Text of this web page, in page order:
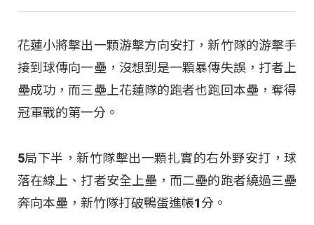
花蓮小將擊出一顆游擊方向安打，新竹隊的游擊手
接到球傳向一壘，沒想到是一顆暴傳失誤，打者上
壘成功，而三壘上花蓮隊的跑者也跑回本壘，奪得
冠軍戰的第一分。
5局下半，新竹隊擊出一顆扎實的右外野安打，球
落在線上、打者安全上壘，而二壘的跑者繞過三壘
奔向本壘，新竹隊打破鴨蛋進帳1分。